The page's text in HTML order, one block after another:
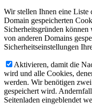
Wir stellen Ihnen eine Liste
Domain gespeicherten
Sicherheitsgründen
von anderen Domains
Sicherheitseinstellungen
Aktivieren, damit die
wird und alle Cookies,
werden. Wir benötigen
gespeichert wird.
Seitenladen eingeblendet